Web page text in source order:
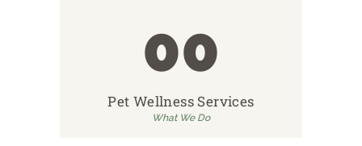
00
Pet Wellness Services
What We Do